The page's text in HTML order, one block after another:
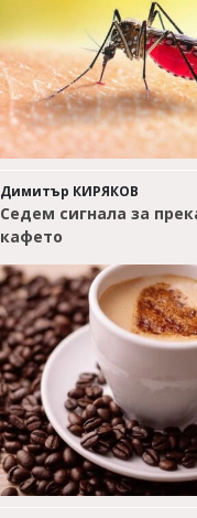
Димитър КИРЯКОВ
Седем сигнала за
кафето